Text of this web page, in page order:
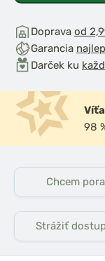
Doprava od
Garancia
Darček ku
98
Chcem
Strážiť